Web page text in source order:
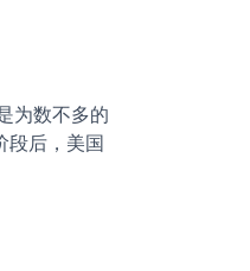
为数不多的
段后，美国